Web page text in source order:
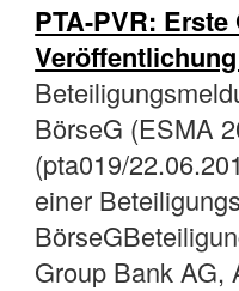
PTA-PVR:
BörseG (ESMA
(pta019/
einer
Group Bank AG,